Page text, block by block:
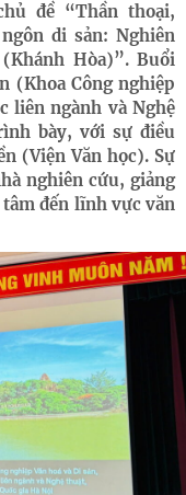
đề “Thần thoại,
di sản: Nghiên
Hòa)”. Buổi
(Khoa Công nghiệp
liên ngành và Nghệ
bày, với sự điều
(Viện Văn học). Sự
nghiên cứu, giảng
đến lĩnh vực văn